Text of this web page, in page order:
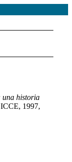
una historia
1997,